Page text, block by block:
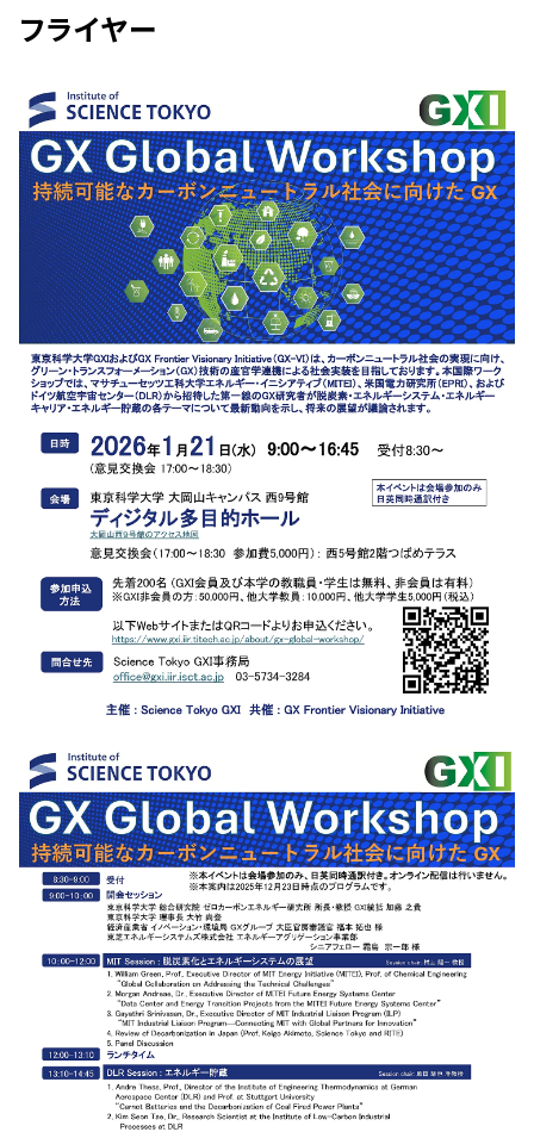
フライヤー